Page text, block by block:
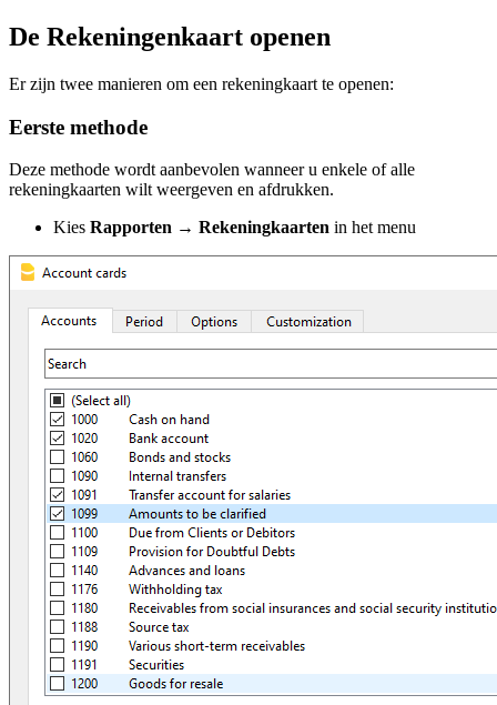
De Rekeningenkaart openen
Er zijn twee manieren om een rekeningkaart te openen:
Eerste methode
Deze methode wordt aanbevolen wanneer u enkele of alle
rekeningkaarten wilt weergeven en afdrukken.
Kies Rapporten → Rekeningkaarten in het menu